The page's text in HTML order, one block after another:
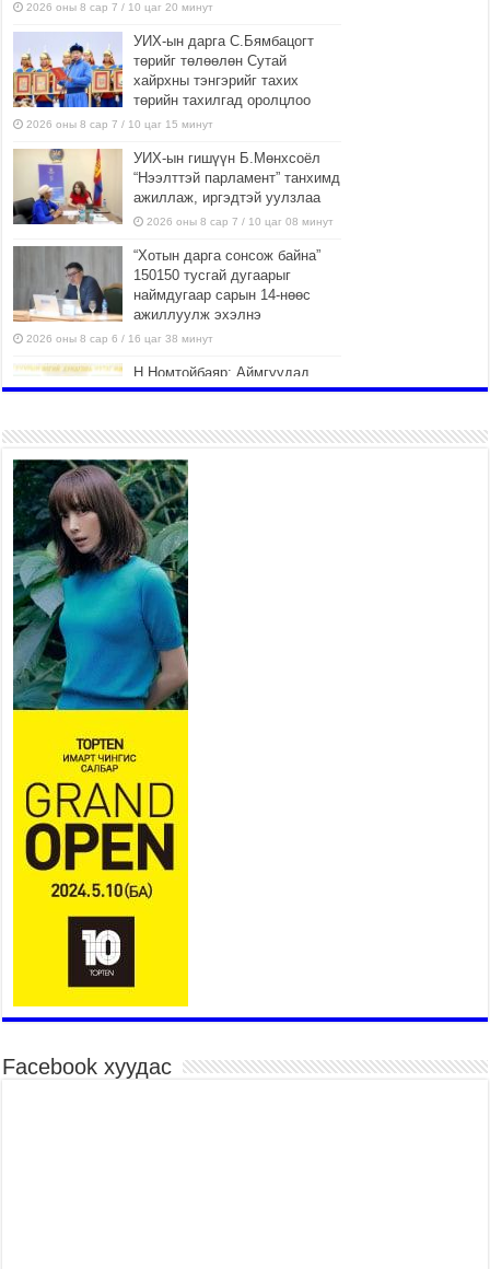
2026 оны 8 сар 7 / 10 цаг 20 минут
УИХ-ын дарга С.Бямбацогт
төрийг төлөөлөн Сутай
хайрхны тэнгэрийг тахих
төрийн тахилгад оролцлоо
2026 оны 8 сар 7 / 10 цаг 15 минут
УИХ-ын гишүүн Б.Мөнхсоёл
“Нээлттэй парламент” танхимд
ажиллаж, иргэдтэй уулзлаа
2026 оны 8 сар 7 / 10 цаг 08 минут
“Хотын дарга сонсож байна”
150150 тусгай дугаарыг
наймдугаар сарын 14-нөөс
ажиллуулж эхэлнэ
2026 оны 8 сар 6 / 16 цаг 38 минут
Н.Номтойбаяр: Аймгуудад
тулгамдаж буй асуудлуудыг
газрын хуралдаанд
2026 оны 8 сар 6 / 16 цаг 34 минут
УИХ-ын дарга С.Бямбацогт
төрийг төлөөлөн Сутай
хайрхны тэнгэрийг тахих
төрийн тахилгад оролцлоо
2026 оны 8 сар 6 / 16 цаг 30 минут
Байнгын хорооны дарга Г.Тэмүүлэн тэргүүтэй
УИХ-ын гишүүд БНСУ-ын Үндэсний Ассамблейн
гишүүдийг хүлээн авч уулзав
2026 оны 8 сар 6 / 16 цаг 24 минут
ТЭЗҮ-ийг боловсруулах ажил 90 хувийн
гүйцэтгэлтэй байна
2026 оны 8 сар 6 / 14 цаг 14 минут
Татварын өрийг барагдуулахдаа орлогын 30
хувийг татвар төлөгчид үлдээхээр хуульчилж,
татварын тайлангаа залруулах хугацааг хоёр
жил болгон сунгажээ
2026 оны 8 сар 6 / 14 цаг 10 минут
Нэгдүгээр хорооллын арын замыг наймдугаар
сарын 6-ны 23:00 цагаас түр хааж, борооны ус
зайлуулах шугамын хөндлөн сэтэлгээ хийнэ
сайд Н.Номтойбаяр Дорноговь аймагт ажиллав
2026 оны 8 сар 6 / 9 цаг 25 минут
Facebook хуудас